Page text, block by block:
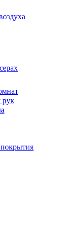
рук